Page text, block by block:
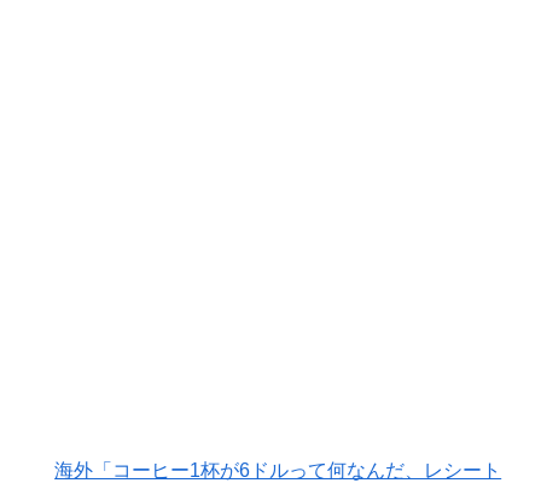
海外「コーヒー1杯が6ドルって何なんだ、レシート